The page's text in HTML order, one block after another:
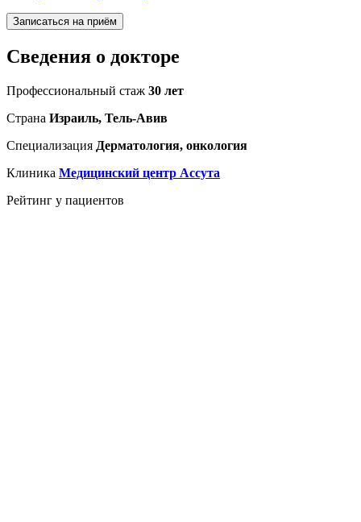
Записаться на приём
Сведения о докторе
Профессиональный стаж 30 лет
Страна Израиль, Тель-Авив
Специализация Дерматология, онкология
Клиника Медицинский центр Ассута
Рейтинг у пациентов